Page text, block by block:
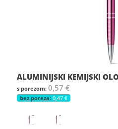
ALUMINIJSKI KEMIJSKI
0,57 €
0,47 €